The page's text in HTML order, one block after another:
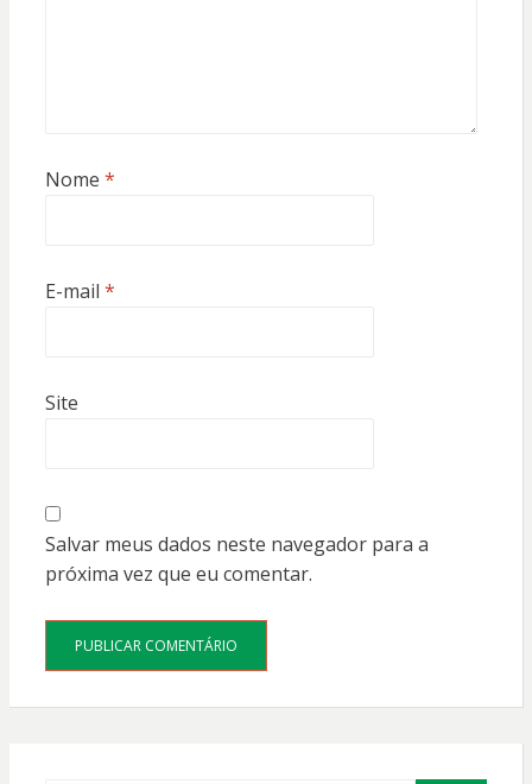
Nome *
E-mail *
Site
Salvar meus dados neste navegador para a
próxima vez que eu comentar.